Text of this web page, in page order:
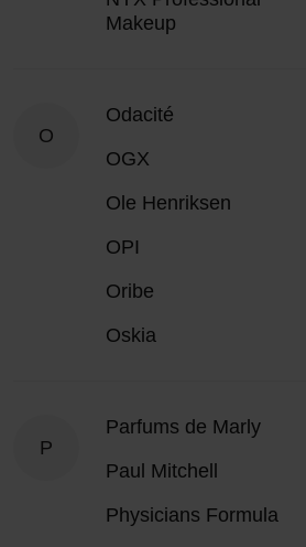
Makeup
O
Odacité
OGX
Ole Henriksen
OPI
Oribe
Oskia
P
Parfums de Marly
Paul Mitchell
Physicians Formula